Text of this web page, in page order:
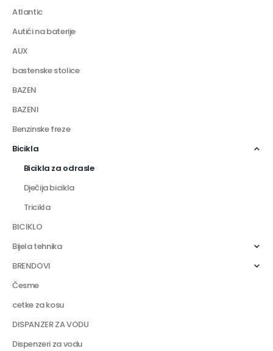
Atlantic
Autići na baterije
AUX
bastenske stolice
BAZEN
BAZENI
Benzinske freze
Bicikla
Bicikla za odrasle
Dječija bicikla
Tricikla
BICIKLO
Bijela tehnika
BRENDOVI
Česme
cetke za kosu
DISPANZER ZA VODU
Dispenzeri za vodu